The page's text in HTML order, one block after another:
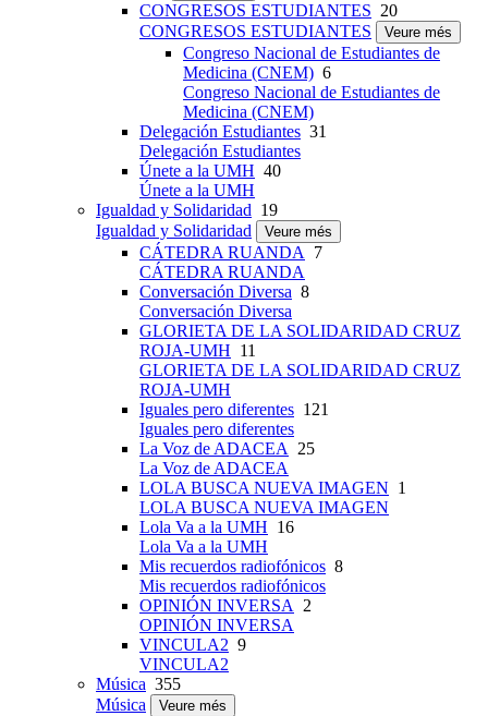
CONGRESOS ESTUDIANTES 20
CONGRESOS ESTUDIANTES
Veure més
Congreso Nacional de Estudiantes de
Medicina (CNEM) 6
Congreso Nacional de Estudiantes de
Medicina (CNEM)
Delegación Estudiantes 31
Delegación Estudiantes
Únete a la UMH 40
Únete a la UMH
Igualdad y Solidaridad 19
Igualdad y Solidaridad
Veure més
CÁTEDRA RUANDA
7
CÁTEDRA RUANDA
Conversación Diversa 8
Conversación Diversa
GLORIETA DE LA SOLIDARIDAD CRUZ
ROJA-UMH 11
GLORIETA DE LA SOLIDARIDAD CRUZ
ROJA-UMH
Iguales pero diferentes 121
Iguales pero diferentes
La Voz de ADACEA
25
La Voz de ADACEA
LOLA BUSCA NUEVA IMAGEN 1
LOLA BUSCA NUEVA IMAGEN
Lola Va a la UMH 16
Lola Va a la UMH
Mis recuerdos radiofónicos 8
Mis recuerdos radiofónicos
OPINIÓN INVERSA
2
OPINIÓN INVERSA
VINCULA2 9
VINCULA2
Música 355
Música
Veure més